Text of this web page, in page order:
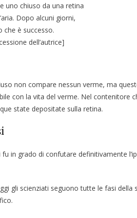
uno chiuso da una retina
Dopo alcuni giorni,
che è successo.
dell’autrice]
non compare nessun verme, ma
con la vita del verme. Nel contenitore
state depositate sulla retina.
in grado di confutare definitivamente
gli scienziati seguono tutte le fasi della